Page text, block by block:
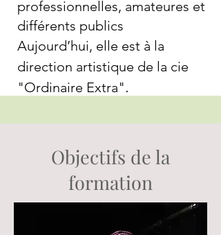
professionnelles, amateures et
différents publics
Aujourd’hui, elle est à la
direction artistique de la cie
"Ordinaire Extra".
Objectifs de la
formation